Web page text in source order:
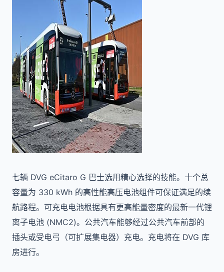
七辆 DVG eCitaro G 巴士选用精心选择的技能。十个总
容量为 330 kWh 的高性能高压电池组件可保证满足的续
航路程。可充电电池根据具有更高能量密度的最新一代锂
离子电池 (NMC2)。公共汽车能够经过公共汽车前部的
插头或受电弓（可扩展集电器）充电。充电将在 DVG 库
房进行。